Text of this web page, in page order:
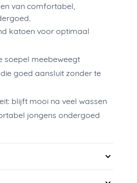
van comfortabel,
katoen voor optimaal
soepel meebeweegt
goed aansluit zonder te
blijft mooi na veel wassen
jongens ondergoed